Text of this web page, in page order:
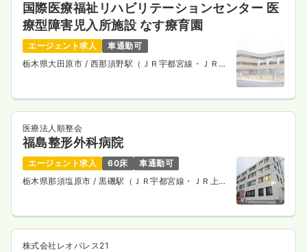
国際医療福祉リハビリテーションセンター 医
療型障害児入所施設 なす療育園
エージェント求人
車通勤可
栃木県大田原市 / 西那須野駅（ＪＲ宇都宮線・ＪＲ上
医療法人順整会
福島整形外科病院
エージェント求人 60床
車通勤可
栃木県那須塩原市/ 黒磯駅（ＪＲ宇都宮線・ＪＲ上野
株式会社レオパレス21